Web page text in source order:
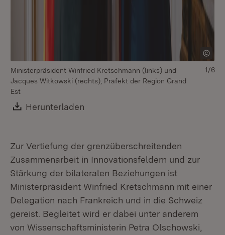
Ministerpräsident Winfried Kretschmann (links) und
Jacques Witkowski (rechts), Präfekt der Region Grand
Est
Download:
Herunterladen
1/6
Zur Vertiefung der grenzüberschreitenden
Zusammenarbeit in Innovationsfeldern und zur
Stärkung der bilateralen Beziehungen ist
Ministerpräsident Winfried Kretschmann mit einer
Delegation nach Frankreich und in die Schweiz
gereist. Begleitet wird er dabei unter anderem
von Wissenschaftsministerin Petra Olschowski,